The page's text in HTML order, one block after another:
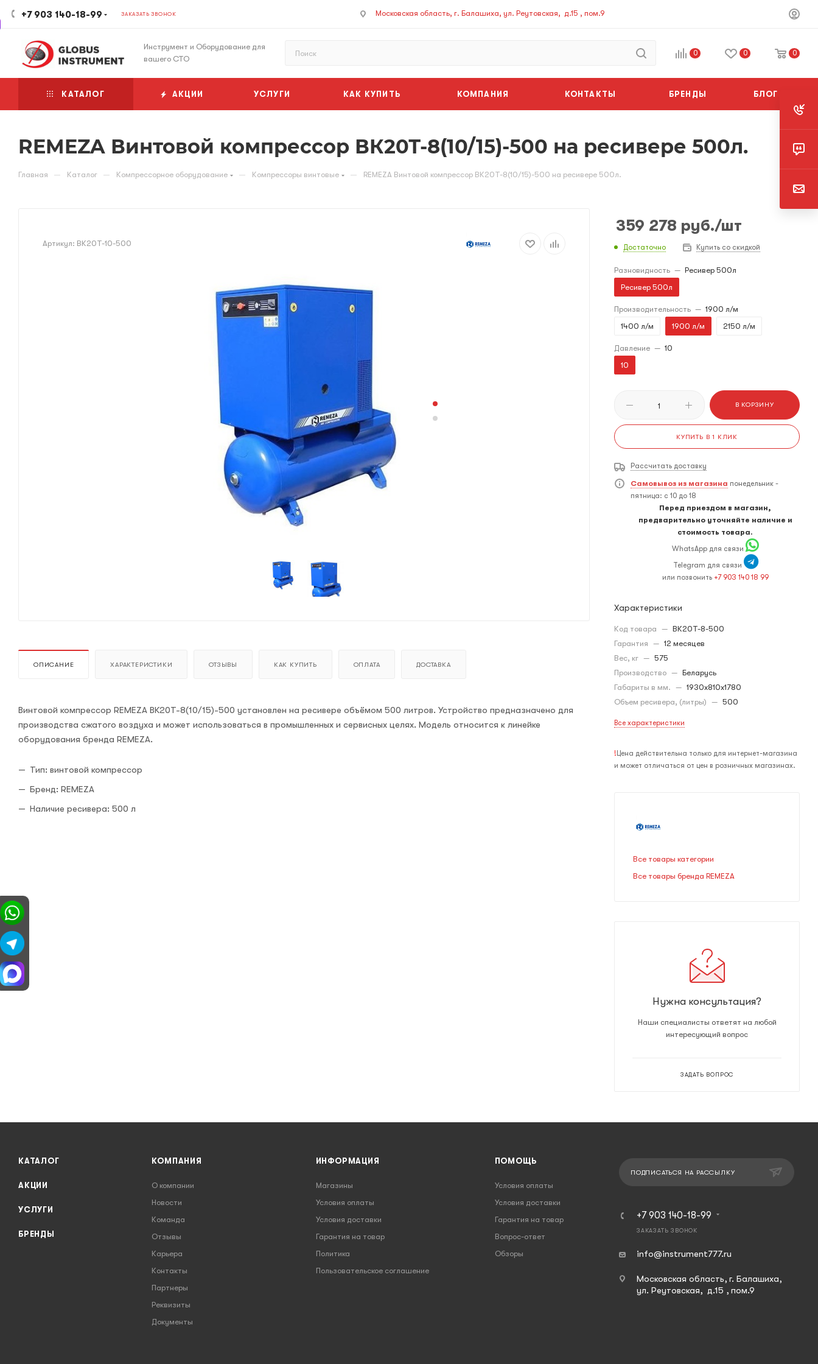
+7 903 140-18-99 ЗАКАЗАТЬ ЗВОНОК Московская область, г. Балашиха, ул. Реутовская, д.15 , пом.9
Инструмент и Оборудование для
вашего СТО
0 0 0
КАТАЛОГ АКЦИИ УСЛУГИ КАК КУПИТЬ КОМПАНИЯ КОНТАКТЫ БРЕНДЫ БЛОГ
REMEZA Винтовой компрессор ВК20Т-8(10/15)-500 на ресивере 500л.
Главная — Каталог — Компрессорное оборудование — Компрессоры винтовые — REMEZA Винтовой компрессор ВК20Т-8(10/15)-500 на ресивере 500л.
Артикул: ВК20Т-10-500
ОПИСАНИЕ ХАРАКТЕРИСТИКИ ОТЗЫВЫ КАК КУПИТЬ ОПЛАТА ДОСТАВКА
Винтовой компрессор REMEZA ВК20Т-8(10/15)-500 установлен на ресивере объёмом 500 литров. Устройство предназначено для
производства сжатого воздуха и может использоваться в промышленных и сервисных целях. Модель относится к линейке
оборудования бренда REMEZA.
Тип: винтовой компрессор
Бренд: REMEZA
Наличие ресивера: 500 л
359 278 руб./шт
Достаточно Купить со скидкой
Разновидность — Ресивер 500л
Ресивер 500л
Производительность — 1900 л/м
1400 л/м
1900 л/м 2150 л/м
Давление — 10
10
В КОРЗИНУ
КУПИТЬ В 1 КЛИК
Рассчитать доставку
Самовывоз из магазина понедельник -
пятница: с 10 до 18
Перед приездом в магазин,
предварительно уточняйте наличие и
стоимость товара.
WhatsApp для связи
Telegram для связи
или позвонить +7 903 140 18 99
Характеристики
Код товара — ВК20Т-8-500
Гарантия — 12 месяцев
Вес, кг — 575
Производство — Беларусь
Габариты в мм. — 1930x810x1780
Объем ресивера, (литры) — 500
Все характеристики
! Цена действительна только для интернет-магазина
и может отличаться от цен в розничных магазинах.
Все товары категории
Все товары бренда REMEZA
Нужна консультация?
Наши специалисты ответят на любой
интересующий вопрос
ЗАДАТЬ ВОПРОС
КАТАЛОГ
АКЦИИ
УСЛУГИ
БРЕНДЫ
КОМПАНИЯ
О компании
Новости
Команда
Отзывы
Карьера
Контакты
Партнеры
Реквизиты
Документы
ИНФОРМАЦИЯ
Магазины
Условия оплаты
Условия доставки
Гарантия на товар
Политика
Пользовательское соглашение
ПОМОЩЬ
Условия оплаты
Условия доставки
Гарантия на товар
Вопрос-ответ
Обзоры
ПОДПИСАТЬСЯ НА РАССЫЛКУ
+7 903 140-18-99
ЗАКАЗАТЬ ЗВОНОК
info@instrument777.ru
Московская область, г. Балашиха,
ул. Реутовская, д.15 , пом.9